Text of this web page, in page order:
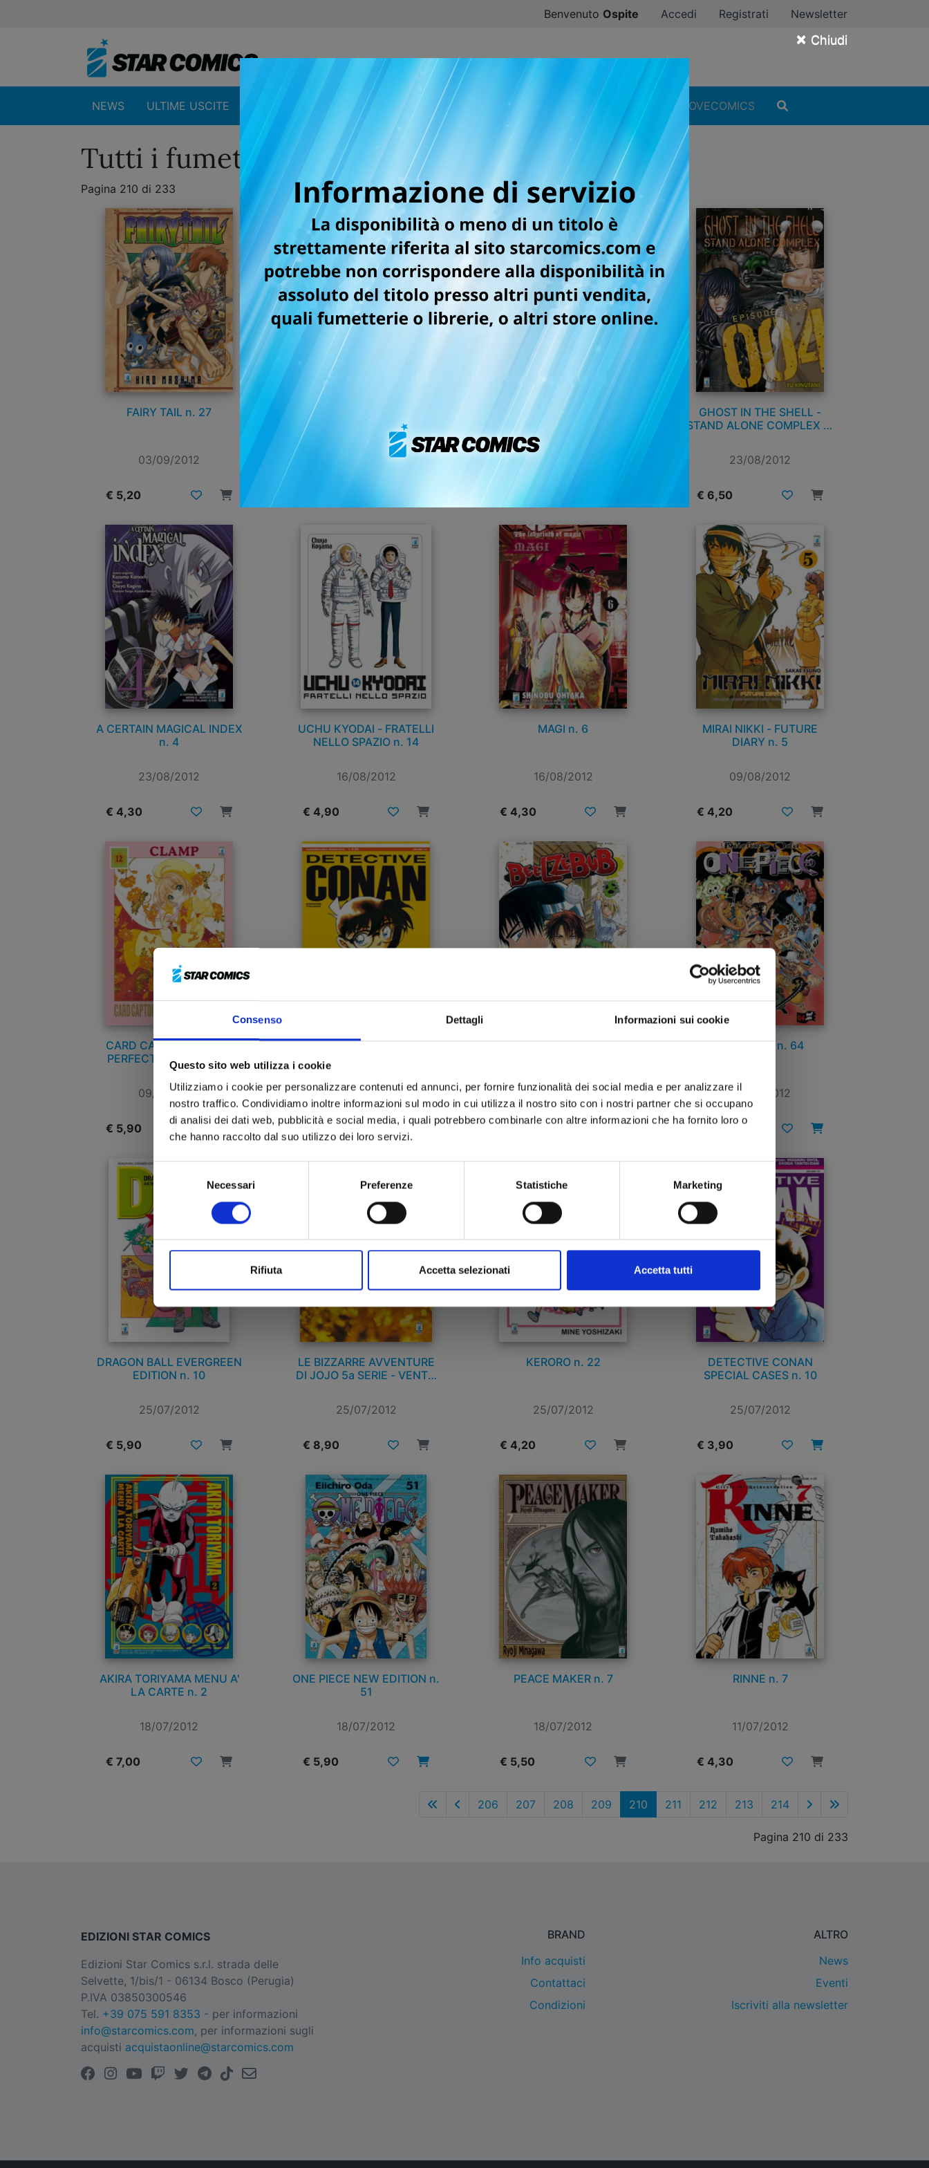
Consenso Dettagli Informazioni sui cookie
Questo sito web utilizza i cookie
Utilizziamo i cookie per personalizzare contenuti ed annunci, per fornire funzionalità dei social media e per analizzare il
nostro traffico. Condividiamo inoltre informazioni sul modo in cui utilizza il nostro sito con i nostri partner che si occupano
di analisi dei dati web, pubblicità e social media, i quali potrebbero combinarle con altre informazioni che ha fornito loro o
che hanno raccolto dal suo utilizzo dei loro servizi.
del
Necessari Preferenze Statistiche Marketing
Rifiuta Accetta selezionati Accetta tutti
× Chiudi
Benvenuto Ospite Accedi Registrati Newsletter
NEWS ULTIME USCITE CATALOGO SFOGLIA ONLINE DIGISTAR #ILOVEMANGA #ILOVECOMICS
Tutti i fumetti della categoria Manga
Pagina 210 di 233
FAIRY TAIL n. 27
03/09/2012
€ 5,20
DRAGON BALL EVERGREEN
EDITION n. 11
23/08/2012
LE BIZZARRE AVVENTURE
DI JOJO 5a SERIE - VENTO
AUREO n. 2
23/08/2012
€ 7,90
GHOST IN THE SHELL -
STAND ALONE COMPLEX n.
23/08/2012
€ 6,50
A CERTAIN MAGICAL INDEX
n. 4
23/08/2012
€ 4,30
UCHU KYODAI - FRATELLI
NELLO SPAZIO n. 14
16/08/2012
€ 4,90
MAGI n. 6
16/08/2012
€ 4,30
MIRAI NIKKI - FUTURE
DIARY n. 5
09/08/2012
€ 4,20
CARD CAPTOR SAKURA
PERFECT EDITION n. 12
09/08/2012
€ 5,90
DETECTIVE CONAN n. 74
09/08/2012
€ 4,30
BEELZEBUB n. 8
02/08/2012
€ 4,30
ONE PIECE n. 64
02/08/2012
€ 5,20
DRAGON BALL EVERGREEN
EDITION n. 10
25/07/2012
€ 5,90
LE BIZZARRE AVVENTURE
DI JOJO 5a SERIE - VENTO
25/07/2012
€ 8,90
KERORO n. 22
25/07/2012
€ 4,20
DETECTIVE CONAN
SPECIAL CASES n. 10
25/07/2012
€ 3,90
AKIRA TORIYAMA MENU A'
LA CARTE n. 2
18/07/2012
€ 7,00
ONE PIECE NEW EDITION n.
51
18/07/2012
€ 5,90
PEACE MAKER n. 7
18/07/2012
€ 5,50
RINNE n. 7
11/07/2012
€ 4,30
206 207 208 209 210 211 212 213 214
Pagina 210 di 233
EDIZIONI STAR COMICS
Edizioni Star Comics s.r.l. strada delle
Selvette, 1/bis/1 - 06134 Bosco (Perugia)
P.IVA 03850300546
Tel. +39 075 591 8353 - per informazioni
info@starcomics.com, per informazioni sugli
acquisti acquistaonline@starcomics.com
BRAND
Info acquisti
Contattaci
Condizioni
ALTRO
News
Eventi
Iscriviti alla newsletter